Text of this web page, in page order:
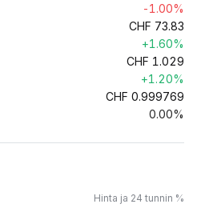
-1.00%
CHF 73.83
+1.60%
CHF 1.029
+1.20%
CHF 0.999769
0.00%
Hinta ja 24 tunnin %